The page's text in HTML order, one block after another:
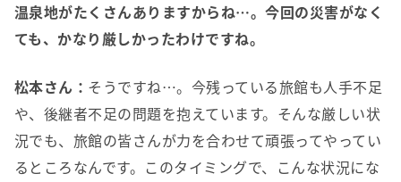
温泉地がたくさんありますからね…。今回の災害がなく
ても、かなり厳しかったわけですね。
松本さん： そうですね…。今残っている旅館も人手不足
や、後継者不足の問題を抱えています。そんな厳しい状
況でも、旅館の皆さんが力を合わせて頑張ってやってい
るところなんです。このタイミングで、こんな状況にな